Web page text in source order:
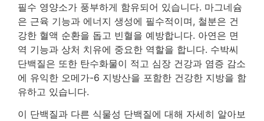
필수 영양소가 풍부하게 함유되어 있습니다. 마그네슘
은 근육 기능과 에너지 생성에 필수적이며, 철분은 건
강한 혈액 순환을 돕고 빈혈을 예방합니다. 아연은 면
역 기능과 상처 치유에 중요한 역할을 합니다. 수박씨
단백질은 또한 탄수화물이 적고 심장 건강과 염증 감소
에 유익한 오메가-6 지방산을 포함한 건강한 지방을 함
유하고 있습니다.
이 단백질과 다른 식물성 단백질에 대해 자세히 알아보